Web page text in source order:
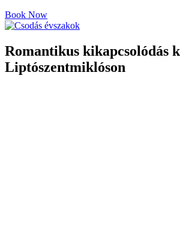
Book Now
Romantikus kikapcsolódás
Liptószentmiklóson